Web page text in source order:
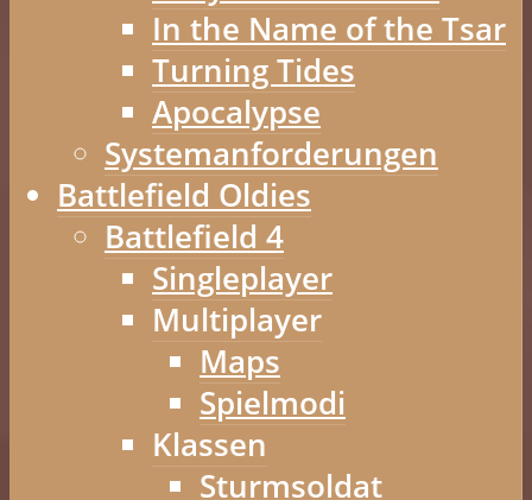
In the Name of the Tsar
Turning Tides
Apocalypse
Systemanforderungen
Battlefield Oldies
Battlefield 4
Singleplayer
Multiplayer
Maps
Spielmodi
Klassen
Sturmsoldat